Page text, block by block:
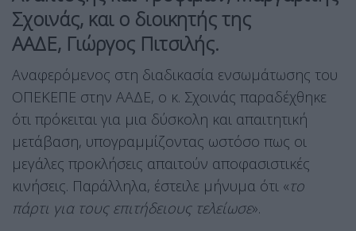
Σχοινάς, και ο διοικητής της
ΑΑΔΕ, Γιώργος Πιτσιλής.
Αναφερόμενος στη διαδικασία ενσωμάτωσης του
ΟΠΕΚΕΠΕ στην ΑΑΔΕ, ο κ. Σχοινάς παραδέχθηκε
ότι πρόκειται για μια δύσκολη και απαιτητική
μετάβαση, υπογραμμίζοντας ωστόσο πως οι
μεγάλες προκλήσεις απαιτούν αποφασιστικές
κινήσεις. Παράλληλα, έστειλε μήνυμα ότι «το
πάρτι για τους επιτήδειους τελείωσε».